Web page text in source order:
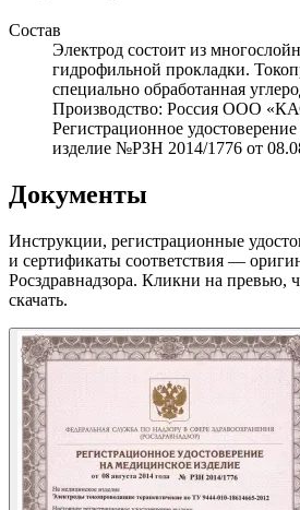
Состав
Электрод состоит из
гидрофильной прокладки.
специально обработанная
Производство: Россия ООО
Регистрационное
изделие №РЗН 2014/1776 от
Документы
Инструкции, регистрационные
и сертификаты соответствия —
Росздравнадзора. Кликни на превью,
скачать.